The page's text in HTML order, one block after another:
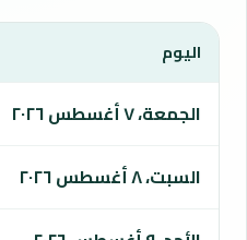
يعرض هذا الجدول مواقيت الصلاة لمدة 7 أيام في ارداق، بما يشمل الفجر والشروق والظهر
اليوم
الجمعة، ٧ أغسطس ٢٠٢٦
السبت، ٨ أغسطس ٢٠٢٦